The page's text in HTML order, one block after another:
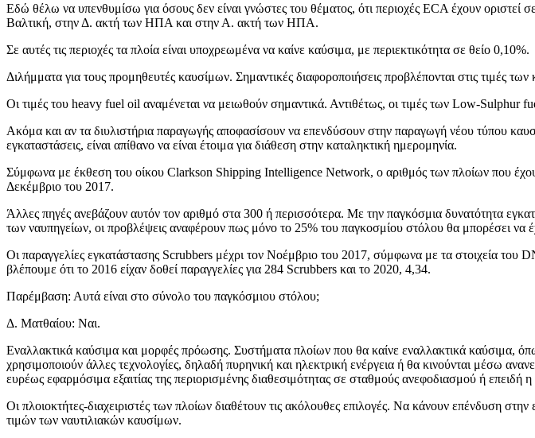
Εδώ θέλω να υπενθυμίσω για όσους δεν είναι γνώστες του θέματος, ότι περιοχές ECA έχουν
Βαλτική, στην Δ. ακτή των ΗΠΑ και στην Α. ακτή των ΗΠΑ.
Σε αυτές τις περιοχές τα πλοία είναι υποχρεωμένα να καίνε καύσιμα, με περιεκτικότητα σε θείο 0,10%.
Διλήμματα για τους προμηθευτές καυσίμων. Σημαντικές διαφοροποιήσεις προβλέπονται στις τιμές
Οι τιμές του heavy fuel oil αναμένεται να μειωθούν σημαντικά. Αντιθέτως, οι τιμές των Low-Sulphur
Ακόμα και αν τα διυλιστήρια παραγωγής αποφασίσουν να επενδύσουν στην παραγωγή νέου τύπου
εγκαταστάσεις, είναι απίθανο να είναι έτοιμα για διάθεση στην καταληκτική ημερομηνία.
Σύμφωνα με έκθεση του οίκου Clarkson Shipping Intelligence Network, ο αριθμός των πλοίων που
Δεκέμβριο του 2017.
Άλλες πηγές ανεβάζουν αυτόν τον αριθμό στα 300 ή περισσότερα. Με την παγκόσμια δυνατότητα
των ναυπηγείων, οι προβλέψεις αναφέρουν πως μόνο το 25% του παγκοσμίου στόλου θα μπορέσει να
Οι παραγγελίες εγκατάστασης Scrubbers μέχρι τον Νοέμβριο του 2017, σύμφωνα με τα στοιχεία του
βλέπουμε ότι το 2016 είχαν δοθεί παραγγελίες για 284 Scrubbers και το 2020, 4,34.
Παρέμβαση: Αυτά είναι στο σύνολο του παγκόσμιου στόλου;
Δ. Ματθαίου: Ναι.
Εναλλακτικά καύσιμα και μορφές πρόωσης. Συστήματα πλοίων που θα καίνε εναλλακτικά καύσιμα,
χρησιμοποιούν άλλες τεχνολογίες, δηλαδή πυρηνική και ηλεκτρική ενέργεια ή θα κινούνται μέσω
ευρέως εφαρμόσιμα εξαιτίας της περιορισμένης διαθεσιμότητας σε σταθμούς ανεφοδιασμού ή επειδή
Οι πλοιοκτήτες-διαχειριστές των πλοίων διαθέτουν τις ακόλουθες επιλογές. Να κάνουν επένδυση
τιμών των ναυτιλιακών καυσίμων.